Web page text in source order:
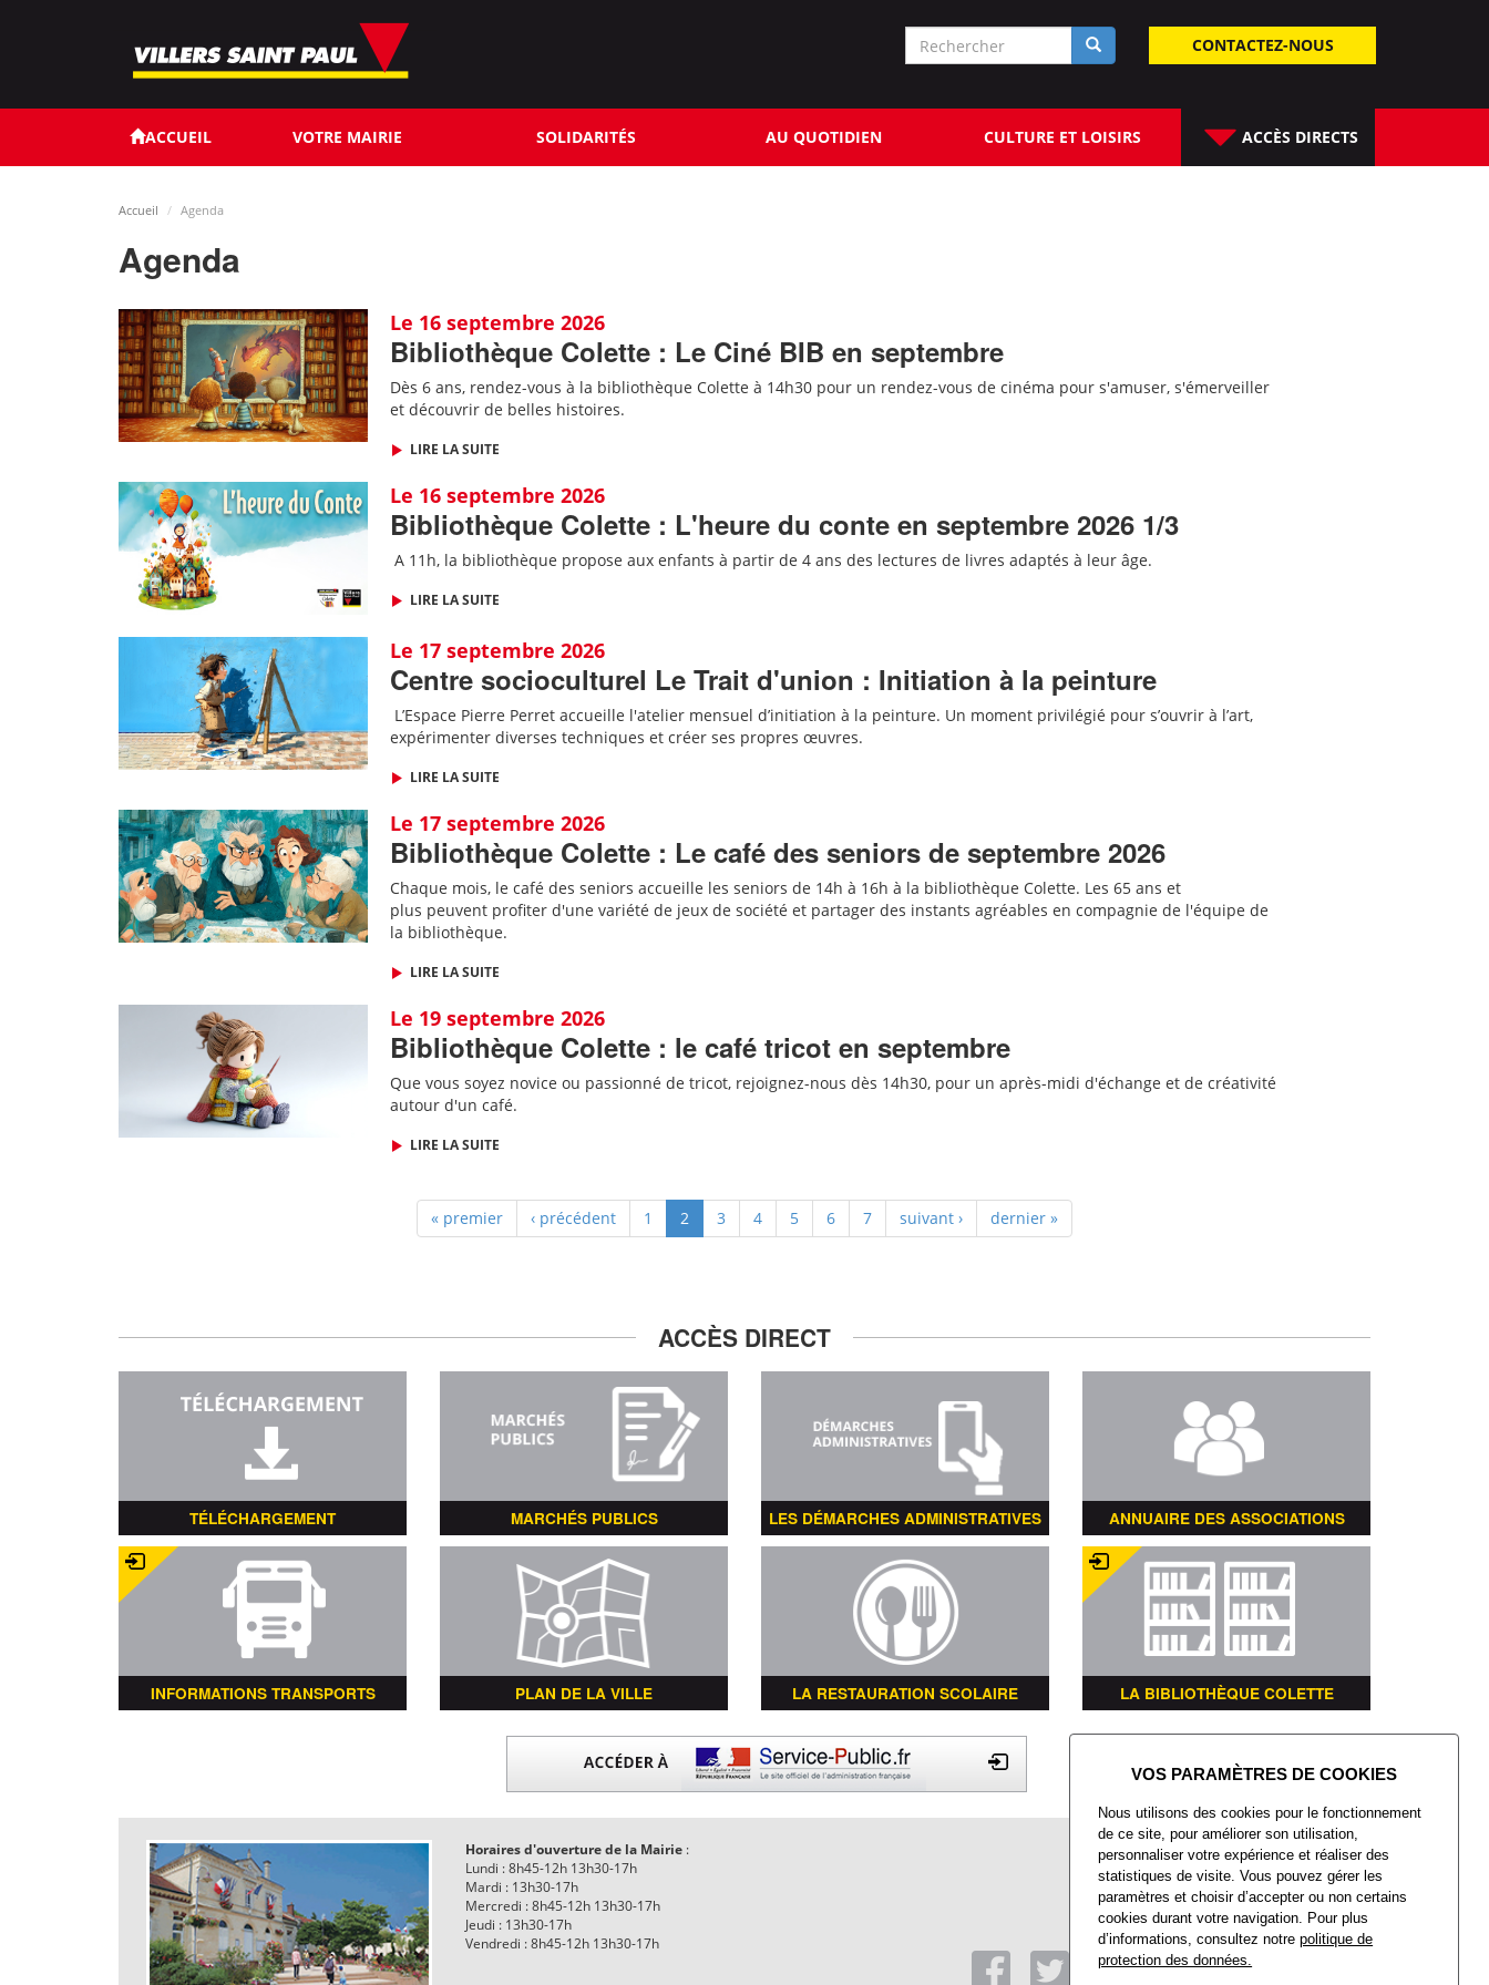
CONTACTEZ-NOUS
Formulaire
recherche
ACCUEIL VOTRE MAIRIE SOLIDARITÉS AU QUOTIDIEN CULTURE ET LOISIRS ACCÈS DIRECTS
Accueil Agenda
Agenda
Le 16 septembre 2026
Bibliothèque Colette : Le Ciné BIB en septembre
Dès 6 ans, rendez-vous à la bibliothèque Colette à 14h30 pour un rendez-vous de cinéma pour s'amuser, s'émerveiller
et découvrir de belles histoires.
LIRE LA SUITE
Le 16 septembre 2026
Bibliothèque Colette : L'heure du conte en septembre 2026 1/3
A 11h, la bibliothèque propose aux enfants à partir de 4 ans des lectures de livres adaptés à leur âge.
LIRE LA SUITE
Le 17 septembre 2026
Centre socioculturel Le Trait d'union : Initiation à la peinture
L’Espace Pierre Perret accueille l'atelier mensuel d’initiation à la peinture. Un moment privilégié pour s’ouvrir à l’art,
expérimenter diverses techniques et créer ses propres œuvres.
LIRE LA SUITE
Le 17 septembre 2026
Bibliothèque Colette : Le café des seniors de septembre 2026
Chaque mois, le café des seniors accueille les seniors de 14h à 16h à la bibliothèque Colette. Les 65 ans et
plus peuvent profiter d'une variété de jeux de société et partager des instants agréables en compagnie de l'équipe de
la bibliothèque.
LIRE LA SUITE
Le 19 septembre 2026
Bibliothèque Colette : le café tricot en septembre
Que vous soyez novice ou passionné de tricot, rejoignez-nous dès 14h30, pour un après-midi d'échange et de créativité
autour d'un café.
LIRE LA SUITE
« premier ‹ précédent 1 2 3 4 5 6 7 suivant › dernier »
ACCÈS DIRECT
TÉLÉCHARGEMENT MARCHÉS PUBLICS LES DÉMARCHES ADMINISTRATIVES ANNUAIRE DES ASSOCIATIONS
INFORMATIONS TRANSPORTS PLAN DE LA VILLE LA RESTAURATION SCOLAIRE LA BIBLIOTHÈQUE COLETTE
Horaires d'ouverture de la Mairie:
Lundi : 8h45-12h 13h30-17h
Mardi : 13h30-17h
Mercredi : 8h45-12h 13h30-17h
Jeudi : 13h30-17h
Vendredi : 8h45-12h 13h30-17h
Mairie de Villers-Saint-Paul
Place François Mitterrand
Villers-Saint-Paul
60872 Rieux CEDEX
Tél : 03 44 74 48 40
Fax : 03 44 74 48 41
Nous utilisons des cookies pour le fonctionnement
de ce site, pour améliorer son utilisation,
personnaliser votre expérience et réaliser des
statistiques de visite. Vous pouvez gérer les
paramètres et choisir d’accepter ou non certains
cookies durant votre navigation. Pour plus
d’informations, consultez notrepolitique de
protection des données.